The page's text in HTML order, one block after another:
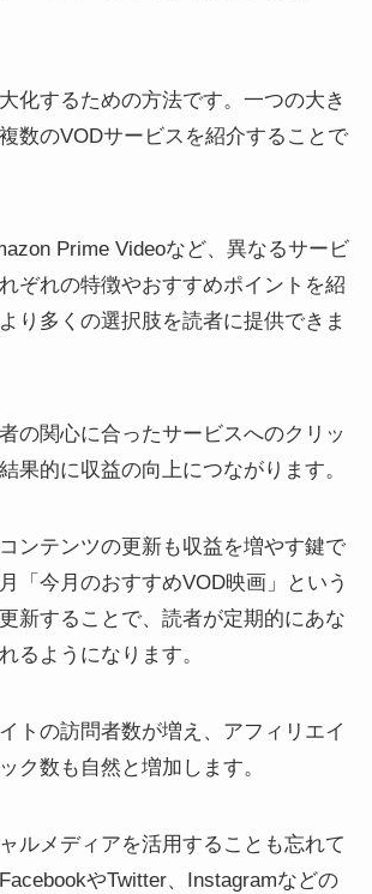
化するための方法です。一つの大き
数のVODサービスを紹介することで
Prime Videoなど、異なるサービ
ぞれの特徴やおすすめポイントを紹
り多くの選択肢を読者に提供できま
の関心に合ったサービスへのクリッ
果的に収益の向上につながります。
ンテンツの更新も収益を増やす鍵で
「今月のおすすめVOD映画」という
新することで、読者が定期的にあな
るようになります。
トの訪問者数が増え、アフィリエイ
ク数も自然と増加します。
ルメディアを活用することも忘れて
やTwitter、Instagramなどの